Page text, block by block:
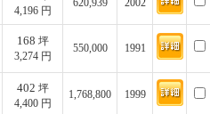
4,196 円
620,939 2002
168 坪
3,274 円
550,000 1991
402 坪
4,400 円
1,768,800 1999